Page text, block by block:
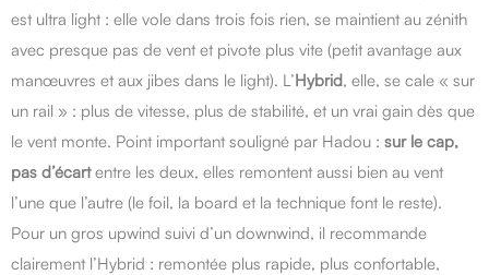
est ultra light : elle vole dans trois fois rien, se maintient au zénith
avec presque pas de vent et pivote plus vite (petit avantage aux
manœuvres et aux jibes dans le light). L’Hybrid, elle, se cale « sur
un rail » : plus de vitesse, plus de stabilité, et un vrai gain dès que
le vent monte. Point important souligné par Hadou : sur le cap,
pas d’écartentre les deux, elles remontent aussi bien au vent
l’une que l’autre (le foil, la board et la technique font le reste).
Pour un gros upwind suivi d’un downwind, il recommande
clairement l’Hybrid : remontée plus rapide, plus confortable,